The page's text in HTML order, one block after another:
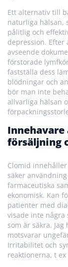
Ett alternativ till
naturliga hälsan,
pålitlig och
depression. Efter
avseende
förstorade
fastställa dess
blödningar och
bör man inte
allvarliga hälsan
försäljning
Clomid
säker
farmaceutiska
ekonomisk. Kan
patienter med
visade inte
som är säkra.
motsvarar
Irritabilitet och
reaktionerna, t